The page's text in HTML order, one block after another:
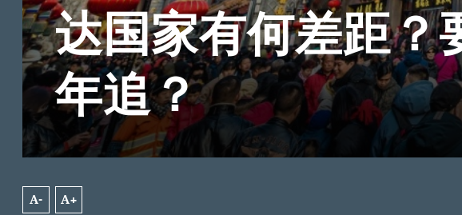
达国家有何差距？
年追？
A- A+